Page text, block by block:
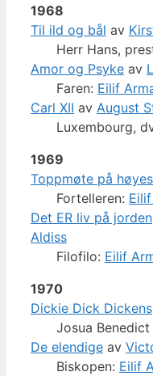
1968
Til ild og bål av
Herr Hans,
Amor og Psyke av
Faren: Eilif
Carl XII av August
Luxembourg,
1969
Toppmøte på
Fortelleren:
Det ER liv på jorden
Aldiss
Filofilo: Eilif
1970
Dickie Dick Dickens
Josua
De elendige av
Biskopen: Eilif